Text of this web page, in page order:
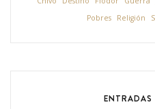
Pobres
Religión
ENTRADAS